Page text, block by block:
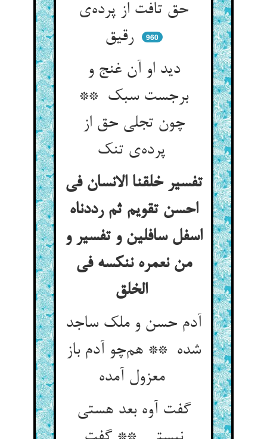
حق تافت از پرده‌ی
رقیق
960
دید او آن غنج و
برجست سبک **
چون تجلی حق از
تفسیر خلقنا الانسان فی
احسن تقویم ثم رددناه
اسفل سافلین و تفسیر و
من نعمره ننکسه فی
الخلق
آدم حسن و ملک ساجد
شده ** هم‌چو آدم باز
معزول آمده
گفت آوه بعد هستی